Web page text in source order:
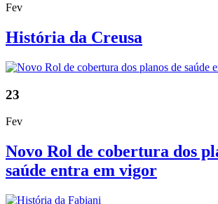
Fev
História da Creusa
23
Fev
Novo Rol de cobertura dos
saúde entra em vigor